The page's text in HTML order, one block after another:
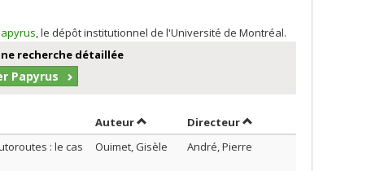
, le dépôt institutionnel de l'Université de Montréal.
recherche détaillée
Papyrus
AuteurTrier par auteur en ordre croissant
Directeurpar contributeur en
: le cas
Ouimet, Gisèle André, Pierre